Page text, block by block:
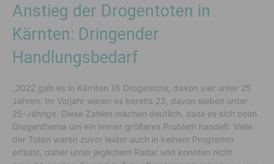
Anstieg der Drogentoten in
Kärnten: Dringender
Handlungsbedarf
„2022 gab es in Kärnten 16 Drogentote, davon vier unter 25
Jahren. Im Vorjahr waren es bereits 23, davon sieben unter
25-Jährige. Diese Zahlen machen deutlich, dass es sich beim
Drogenthema um ein immer größeres Problem handelt. Viele
der Toten waren zuvor leider auch in keinem Programm
erfasst, daher unter jeglichem Radar und konnten nicht